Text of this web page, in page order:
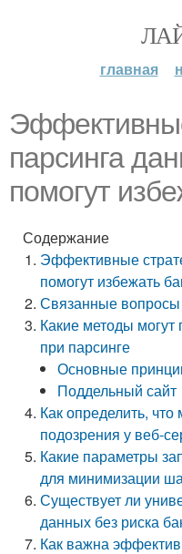
главная
парсинга
помогут
Содержание
Эффективные
помогут избежать
Связанные вопросы
Какие методы могут
при парсинге
Основные
Поддельный сайт
Как определить,
подозрения у веб-
Какие параметры
для минимизации
Существует ли
данных без риска
Как важна